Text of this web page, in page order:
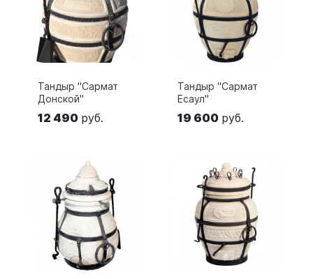
Тандыр "Сармат
Донской"
12 490 руб.
Тандыр "Сармат
Есаул"
19 600 руб.